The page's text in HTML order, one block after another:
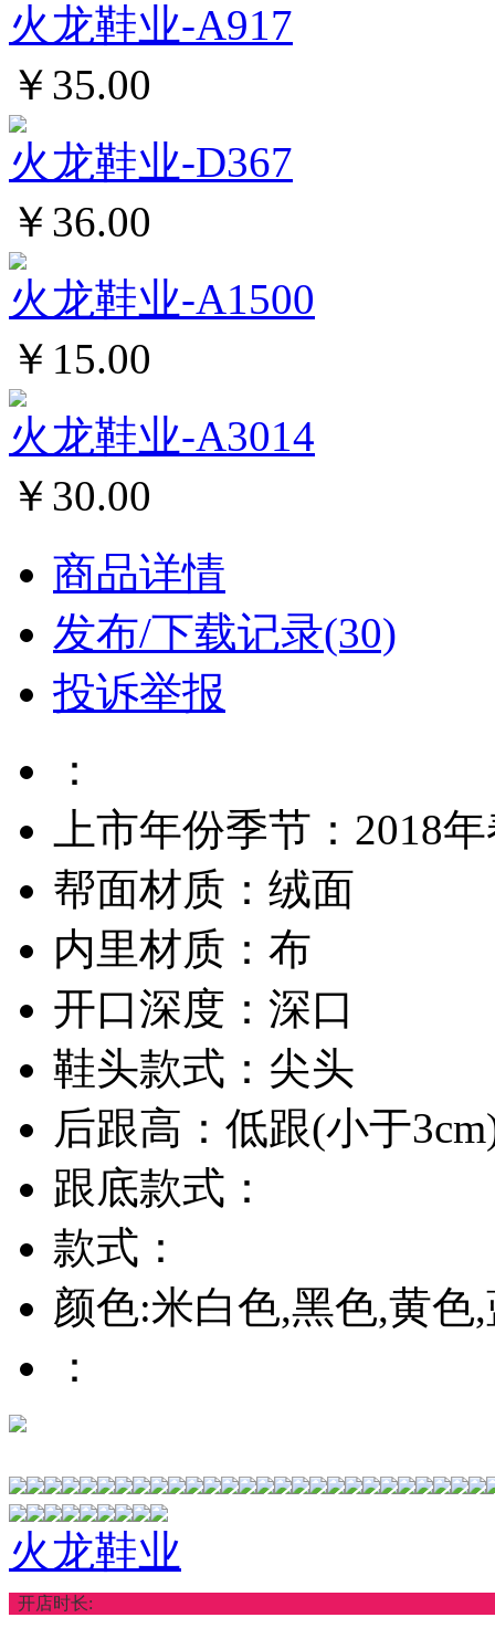
火龙鞋业-A917
￥35.00
火龙鞋业-D367
￥36.00
火龙鞋业-A1500
￥15.00
火龙鞋业-A3014
￥30.00
商品详情
发布/下载记录(30)
投诉举报
：
上市年份季节：2018
帮面材质：绒面
内里材质：布
开口深度：深口
鞋头款式：尖头
后跟高：低跟(小于
跟底款式：
款式：
颜色:米白色,黑色,黄色
：
火龙鞋业
开店时长: